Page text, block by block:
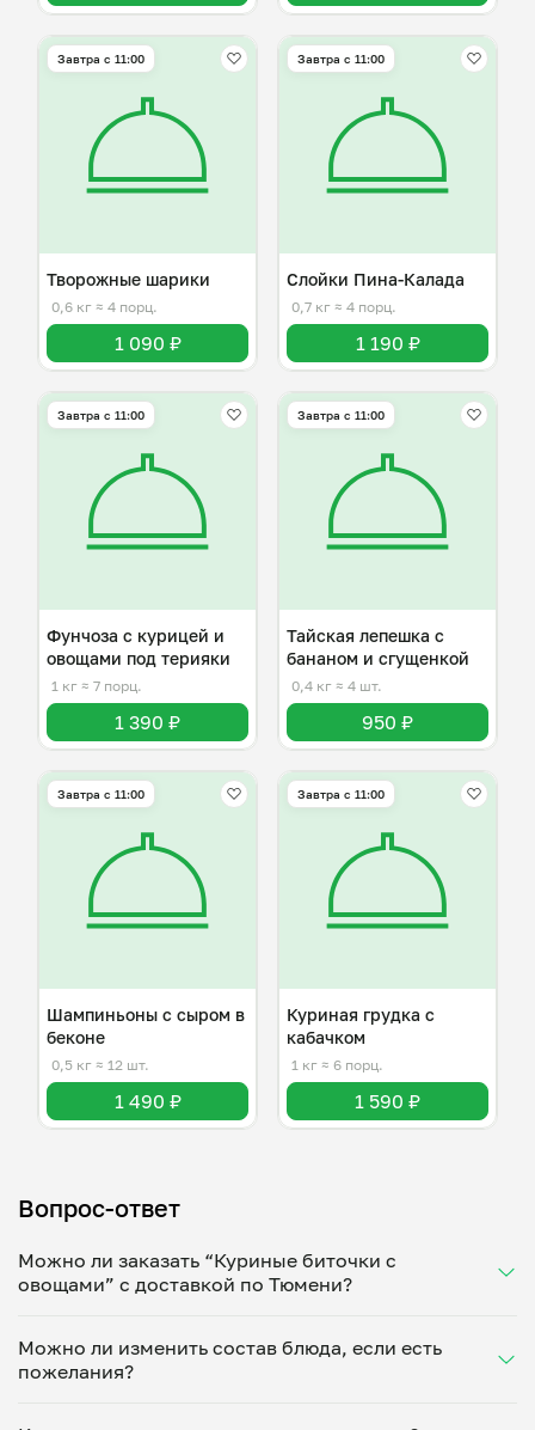
Завтра c 11:00
Творожные шарики
0,6 кг ≈ 4 порц.
1 090 ₽
Завтра c 11:00
Слойки Пина-Калада
0,7 кг ≈ 4 порц.
1 190 ₽
Завтра c 11:00
Фунчоза с курицей и
овощами под терияки
1 кг ≈ 7 порц.
1 390 ₽
Завтра c 11:00
Тайская лепешка с
бананом и сгущенкой
0,4 кг ≈ 4 шт.
950 ₽
Завтра c 11:00
Шампиньоны с сыром в
беконе
0,5 кг ≈ 12 шт.
1 490 ₽
Завтра c 11:00
Куриная грудка с
кабачком
1 кг ≈ 6 порц.
1 590 ₽
Вопрос-ответ
Можно ли заказать “Куриные биточки с
овощами” с доставкой по Тюмени?
Укажите удобное время — и получите свежее
домашнее блюдо в большой порции прямо с плиты.
минут. Статус заказа отслеживайте в личном
Можно ли изменить состав блюда, если есть
пожелания?